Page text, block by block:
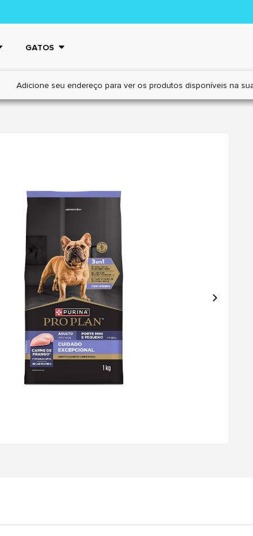
GATOS
Adicione seu endereço para ver os produtos disponíveis na